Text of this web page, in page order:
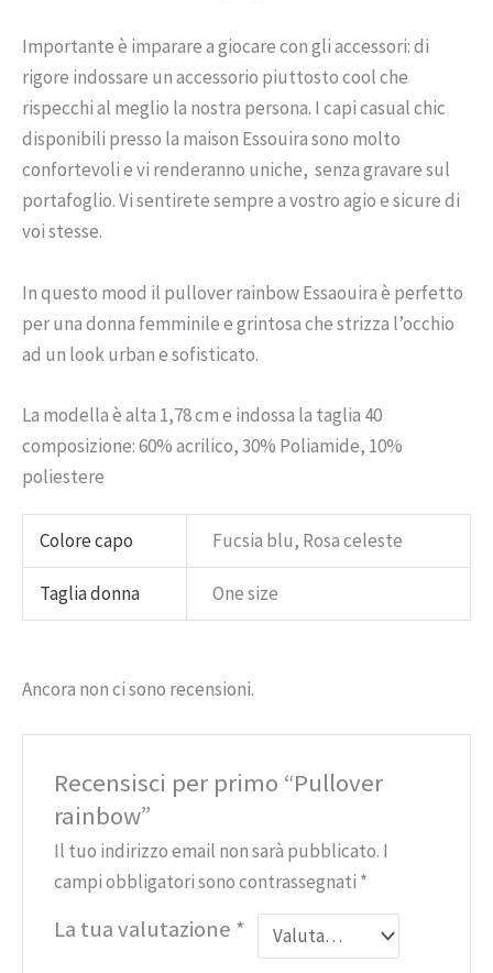
Importante è imparare a giocare con gli accessori: di
rigore indossare un accessorio piuttosto cool che
rispecchi al meglio la nostra persona. I capi casual chic
disponibili presso la maison Essouira sono molto
confortevoli e vi renderanno uniche, senza gravare sul
portafoglio. Vi sentirete sempre a vostro agio e sicure di
voi stesse.
In questo mood il pullover rainbow Essaouira è perfetto
per una donna femminile e grintosa che strizza l’occhio
ad un look urban e sofisticato.
La modella è alta 1,78 cm e indossa la taglia 40
composizione: 60% acrilico, 30% Poliamide, 10%
poliestere
Colore capo Fucsia blu, Rosa celeste
Taglia donna One size
Ancora non ci sono recensioni.
Recensisci per primo “Pullover
rainbow”
Il tuo indirizzo email non sarà pubblicato. I
campi obbligatori sono contrassegnati *
La tua valutazione *